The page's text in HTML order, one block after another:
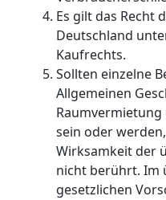
Es gilt das Recht
Deutschland
Kaufrechts.
Sollten einzelne
Allgemeinen
sein oder
Wirksamkeit der
nicht berührt. Im
gesetzlichen